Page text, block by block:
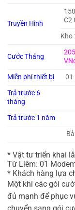
Truyền Hình
C2
Kho
Cước Tháng
Miễn phí thiết bị
01
Trả trước 6
tháng
Trả trước 1 năm
* Vật tư triển khai
Từ Liêm: 01
* Khách hàng lựa
Một khi các gói
đủ mạnh để phục